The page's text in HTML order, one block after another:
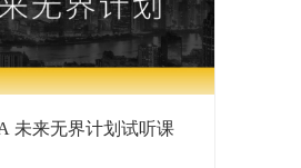
未来无界计划试听课